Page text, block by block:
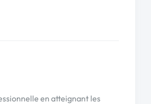
en atteignant les